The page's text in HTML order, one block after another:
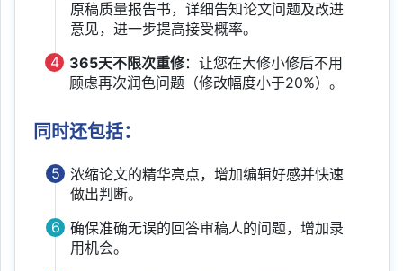
原稿质量报告书，详细告知论文问题及改进
意见，进一步提高接受概率。
4
365天不限次重修：让您在大修小修后不用
顾虑再次润色问题（修改幅度小于20%）。
同时还包括：
5 浓缩论文的精华亮点，增加编辑好感并快速
做出判断。
6 确保准确无误的回答审稿人的问题，增加录
用机会。